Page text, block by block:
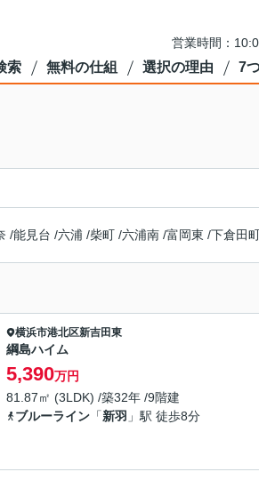
営業時間：
索 無料の仕組 選択の理由 7
/能見台 /六浦 /柴町 /六浦南 /富岡東 /下倉田
横浜市港北区新吉田東
綱島ハイム
5,390万円
81.87㎡ (3LDK) /築32年 /9階建
ブルーライン 「新羽 」駅 徒歩8分